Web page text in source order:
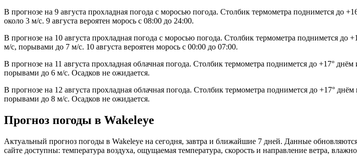
В прогнозе на 9 августа прохладная погода с моросью погода. Столбик термометра поднимется до
около 3 м/с. 9 августа вероятен морось с 08:00 до 24:00.
В прогнозе на 10 августа прохладная погода с моросью погода. Столбик термометра поднимется
м/с, порывами до 7 м/с. 10 августа вероятен морось с 00:00 до 07:00.
В прогнозе на 11 августа прохладная облачная погода. Столбик термометра поднимется до +17°
порывами до 6 м/с. Осадков не ожидается.
В прогнозе на 12 августа прохладная облачная погода. Столбик термометра поднимется до +17°
порывами до 8 м/с. Осадков не ожидается.
Прогноз погоды в Wakeleyе
Актуальный прогноз погоды в Wakeleyе на сегодня, завтра и ближайшие 7 дней. Данные
сайте доступны: температура воздуха, ощущаемая температура, скорость и направление ветра,